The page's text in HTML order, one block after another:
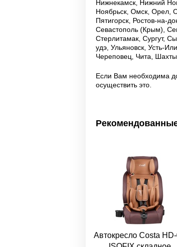
Нижнекамск, Нижний
Ноябрьск, Омск, Орел,
Пятигорск, Ростов-на-
Севастополь (Крым),
Стерлитамак, Сургут,
удэ, Ульяновск, Усть-
Череповец, Чита,
Если Вам необходима
осуществить это.
Автокресло Costa